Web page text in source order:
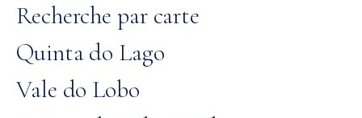
Recherche par carte
Quinta do Lago
Vale do Lobo